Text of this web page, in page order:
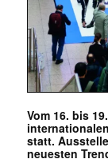
Vom 16. bis
statt.
neuesten